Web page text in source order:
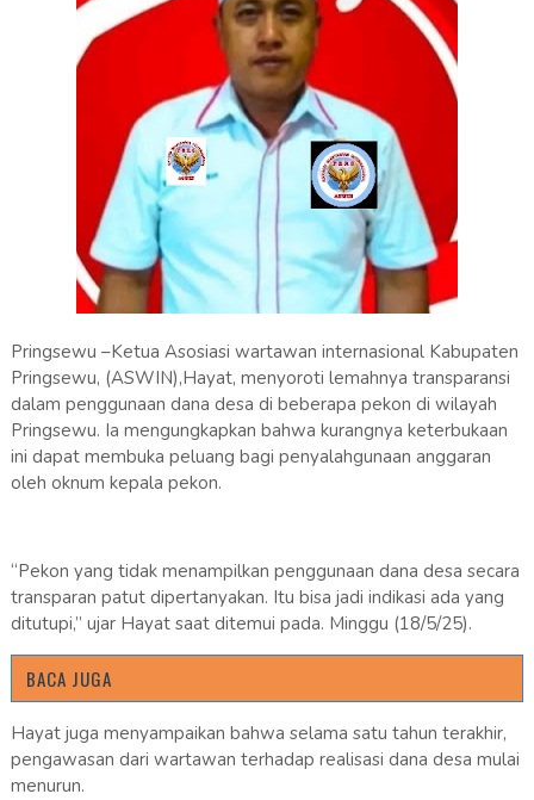
Pringsewu –Ketua Asosiasi wartawan internasional Kabupaten
Pringsewu, (ASWIN),Hayat, menyoroti lemahnya transparansi
dalam penggunaan dana desa di beberapa pekon di wilayah
Pringsewu. Ia mengungkapkan bahwa kurangnya keterbukaan
ini dapat membuka peluang bagi penyalahgunaan anggaran
oleh oknum kepala pekon.
“Pekon yang tidak menampilkan penggunaan dana desa secara
transparan patut dipertanyakan. Itu bisa jadi indikasi ada yang
ditutupi,” ujar Hayat saat ditemui pada. Minggu (18/5/25).
BACA JUGA
Hayat juga menyampaikan bahwa selama satu tahun terakhir,
pengawasan dari wartawan terhadap realisasi dana desa mulai
menurun.